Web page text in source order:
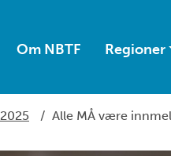
Om NBTF Regioner
2025 / Alle MÅ være